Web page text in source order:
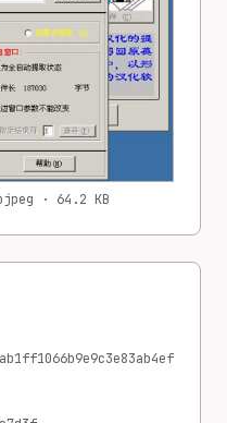
· 64.2 KB